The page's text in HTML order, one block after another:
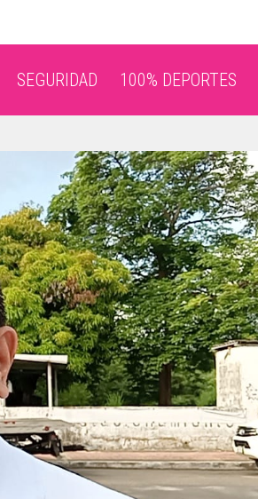
SEGURIDAD 100% DEPORTES